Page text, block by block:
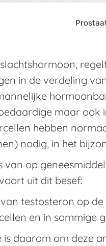
in de verdeling
maar
hebben
nodig, in het
van op
uit dit besef:
testosteron op
en in sommige
daarom om deze